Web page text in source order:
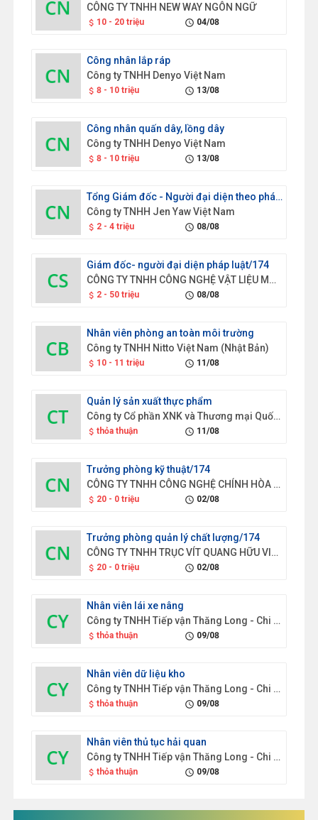
CÔNG TY TNHH NEW WAY NGÔN NGỮ
attach_money 10 - 20 triệu schedule 04/08
Công nhân lắp ráp
Công ty TNHH Denyo Việt Nam
attach_money 8 - 10 triệu schedule 13/08
Công nhân quấn dây, lồng dây
Công ty TNHH Denyo Việt Nam
attach_money 8 - 10 triệu schedule 13/08
Tổng Giám đốc - Người đại diện theo pháp luật/174
Công ty TNHH Jen Yaw Việt Nam
attach_money 2 - 4 triệu schedule 08/08
Giám đốc- người đại diện pháp luật/174
CÔNG TY TNHH CÔNG NGHỆ VẬT LIỆU MỚI GOLD SEN
attach_money 2 - 50 triệu schedule 08/08
Nhân viên phòng an toàn môi trường
Công ty TNHH Nitto Việt Nam (Nhật Bản)
attach_money 10 - 11 triệu schedule 11/08
Quản lý sản xuất thực phẩm
Công ty Cổ phần XNK và Thương mại Quốc tế Hưng Thịnh
attach_money thỏa thuận schedule 11/08
Trưởng phòng kỹ thuật/174
CÔNG TY TNHH CÔNG NGHỆ CHÍNH HÒA HOẰNG GIAI VIỆT NAM
attach_money 20 - 0 triệu schedule 02/08
Trưởng phòng quản lý chất lượng/174
CÔNG TY TNHH TRỤC VÍT QUANG HỮU VIỆT NAM
attach_money 20 - 0 triệu schedule 02/08
Nhân viên lái xe nâng
Công ty TNHH Tiếp vận Thăng Long - Chi nhánh Hưng Yên
attach_money thỏa thuận schedule 09/08
Nhân viên dữ liệu kho
Công ty TNHH Tiếp vận Thăng Long - Chi nhánh Hưng Yên
attach_money thỏa thuận schedule 09/08
Nhân viên thủ tục hải quan
Công ty TNHH Tiếp vận Thăng Long - Chi nhánh Hưng Yên
attach_money thỏa thuận schedule 09/08